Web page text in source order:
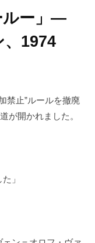
ルー」―
1974
禁止”ルールを撤廃
が開かれました。
」